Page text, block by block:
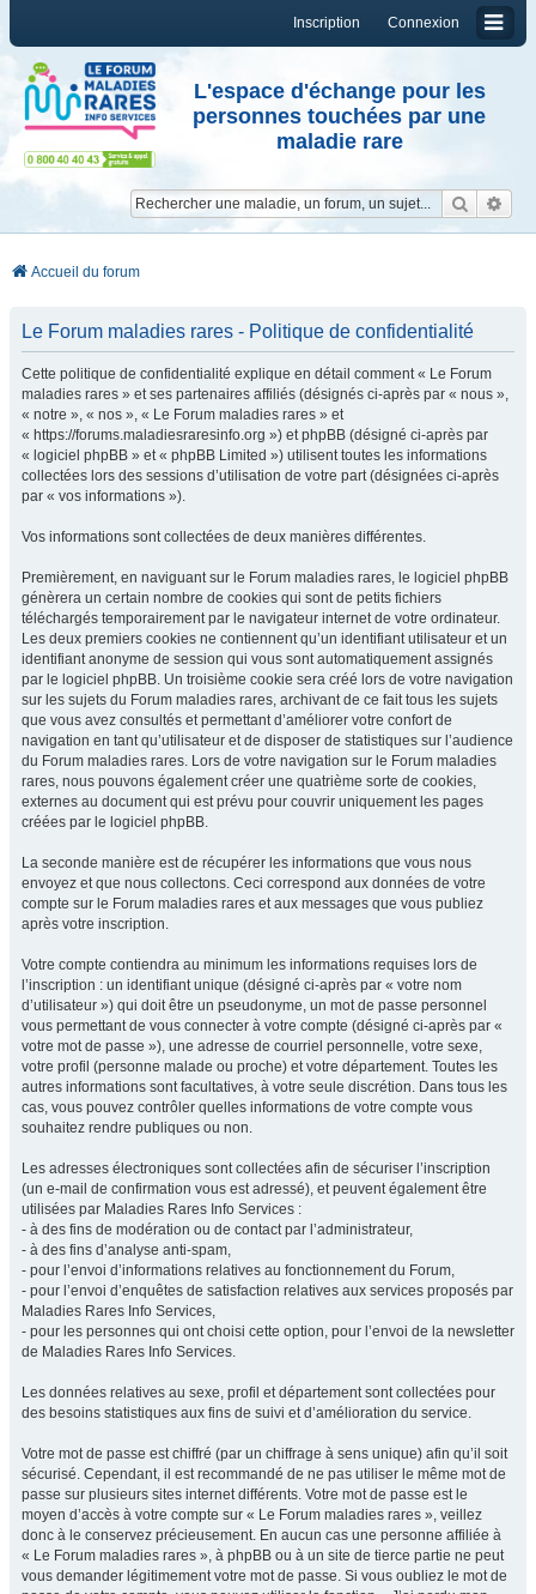
Connexion
Inscription
L'espace d'échange pour les
personnes touchées par une
maladie rare
Accueil du forum
Le Forum maladies rares - Politique de confidentialité
Cette politique de confidentialité explique en détail comment « Le Forum
maladies rares » et ses partenaires affiliés (désignés ci-après par « nous »,
« notre », « nos », « Le Forum maladies rares » et
« https://forums.maladiesraresinfo.org ») et phpBB (désigné ci-après par
« logiciel phpBB » et « phpBB Limited ») utilisent toutes les informations
collectées lors des sessions d’utilisation de votre part (désignées ci-après
par « vos informations »).
Vos informations sont collectées de deux manières différentes.
Premièrement, en naviguant sur le Forum maladies rares, le logiciel phpBB
génèrera un certain nombre de cookies qui sont de petits fichiers
téléchargés temporairement par le navigateur internet de votre ordinateur.
Les deux premiers cookies ne contiennent qu’un identifiant utilisateur et un
identifiant anonyme de session qui vous sont automatiquement assignés
par le logiciel phpBB. Un troisième cookie sera créé lors de votre navigation
sur les sujets du Forum maladies rares, archivant de ce fait tous les sujets
que vous avez consultés et permettant d’améliorer votre confort de
navigation en tant qu’utilisateur et de disposer de statistiques sur l’audience
du Forum maladies rares. Lors de votre navigation sur le Forum maladies
rares, nous pouvons également créer une quatrième sorte de cookies,
externes au document qui est prévu pour couvrir uniquement les pages
créées par le logiciel phpBB.
La seconde manière est de récupérer les informations que vous nous
envoyez et que nous collectons. Ceci correspond aux données de votre
compte sur le Forum maladies rares et aux messages que vous publiez
après votre inscription.
Votre compte contiendra au minimum les informations requises lors de
l’inscription : un identifiant unique (désigné ci-après par « votre nom
d’utilisateur ») qui doit être un pseudonyme, un mot de passe personnel
vous permettant de vous connecter à votre compte (désigné ci-après par «
votre mot de passe »), une adresse de courriel personnelle, votre sexe,
votre profil (personne malade ou proche) et votre département. Toutes les
autres informations sont facultatives, à votre seule discrétion. Dans tous les
cas, vous pouvez contrôler quelles informations de votre compte vous
souhaitez rendre publiques ou non.
Les adresses électroniques sont collectées afin de sécuriser l’inscription
(un e-mail de confirmation vous est adressé), et peuvent également être
utilisées par Maladies Rares Info Services :
- à des fins de modération ou de contact par l’administrateur,
- à des fins d’analyse anti-spam,
- pour l’envoi d’informations relatives au fonctionnement du Forum,
- pour l’envoi d’enquêtes de satisfaction relatives aux services proposés par
Maladies Rares Info Services,
- pour les personnes qui ont choisi cette option, pour l’envoi de la newsletter
de Maladies Rares Info Services.
Les données relatives au sexe, profil et département sont collectées pour
des besoins statistiques aux fins de suivi et d’amélioration du service.
Votre mot de passe est chiffré (par un chiffrage à sens unique) afin qu’il soit
sécurisé. Cependant, il est recommandé de ne pas utiliser le même mot de
passe sur plusieurs sites internet différents. Votre mot de passe est le
moyen d’accès à votre compte sur « Le Forum maladies rares », veillez
donc à le conservez précieusement. En aucun cas une personne affiliée à
« Le Forum maladies rares », à phpBB ou à un site de tierce partie ne peut
vous demander légitimement votre mot de passe. Si vous oubliez le mot de